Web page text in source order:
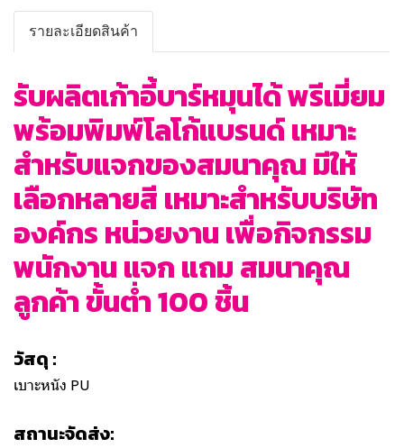
รายละเอียดสินค้า
รับผลิตเก้าอี้บาร์หมุนได้ พรีเมี่ยม
พร้อมพิมพ์โลโก้แบรนด์ เหมาะ
สำหรับแจกของสมนาคุณ มีให้
เลือกหลายสี เหมาะสำหรับบริษัท
องค์กร หน่วยงาน เพื่อกิจกรรม
พนักงาน แจก แถม สมนาคุณ
ลูกค้า ขั้นต่ำ 100 ชิ้น
วัสดุ :
เบาะหนัง PU
สถานะจัดส่ง: